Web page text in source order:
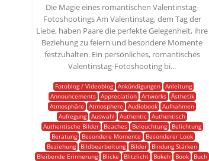
Die Magie eines romantischen Valentinstag-
Fotoshootings Am Valentinstag, dem Tag der
Liebe, haben Paare die perfekte Gelegenheit, ihre
Beziehung zu feiern und besondere Momente
festzuhalten. Ein persönliches, romantisches
Valentinstag-Fotoshooting bi...
Fotoblog / Videoblog Ankündigungen Anleitung
Announcements
Appreciation Artworks
Ästhetik
Atmosphäre
Atmosphere Audiobook Aufnahmen
Aufregung Auswahl Authentic Authentisch
Authentische Bilder
Beaches Beleuchtung
Belichtung
Beratung
Besondere Momente
Besonderer Look
Beziehung
Bildbearbeitung Bilder
Bindung Stärken
Bleibende Erinnerung
Blicke Blitzlicht Bokeh Book
Buch